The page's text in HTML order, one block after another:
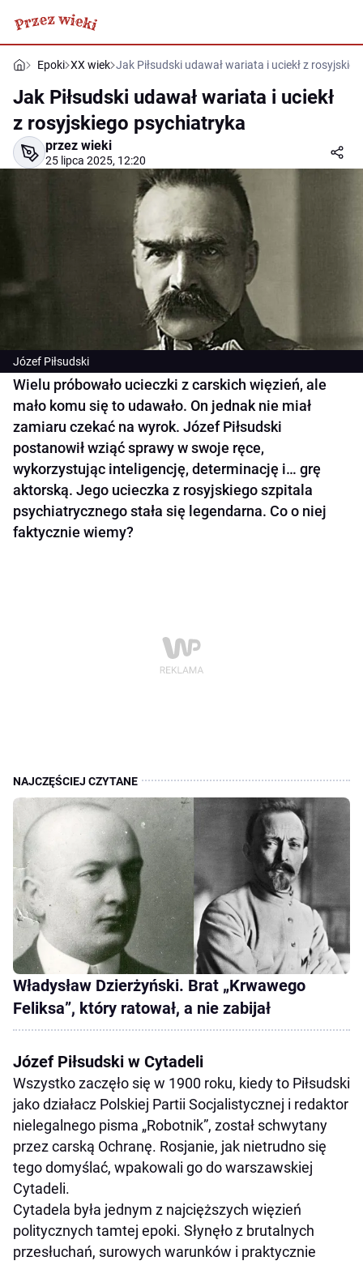
Epoki XX wiek Jak Piłsudski udawał wariata i uciekł z
Jak Piłsudski udawał wariata i uciekł
z rosyjskiego psychiatryka
przez wieki
25 lipca 2025, 12:20
Józef Piłsudski
Wielu próbowało ucieczki z carskich więzień, ale
mało komu się to udawało. On jednak nie miał
zamiaru czekać na wyrok. Józef Piłsudski
postanowił wziąć sprawy w swoje ręce,
wykorzystując inteligencję, determinację i… grę
aktorską. Jego ucieczka z rosyjskiego szpitala
psychiatrycznego stała się legendarna. Co o niej
faktycznie wiemy?
Władysław Dzierżyński. Brat „Krwawego
Feliksa”, który ratował, a nie zabijał
Józef Piłsudski w Cytadeli
Wszystko zaczęło się w 1900 roku, kiedy to Piłsudski
jako działacz Polskiej Partii Socjalistycznej i redaktor
nielegalnego pisma „Robotnik”, został schwytany
przez carską Ochranę. Rosjanie, jak nietrudno się
tego domyślać, wpakowali go do warszawskiej
Cytadeli.
Cytadela była jednym z najcięższych więzień
politycznych tamtej epoki. Słynęło z brutalnych
przesłuchań, surowych warunków i praktycznie